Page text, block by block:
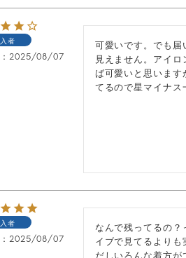
者
2025/08/07
可愛いです。でも
見えません。アイ
ば可愛いと思いま
てるので星マイナス
者
2025/08/07
なんで残ってるの
イブで見てるより
だしいろんな着方